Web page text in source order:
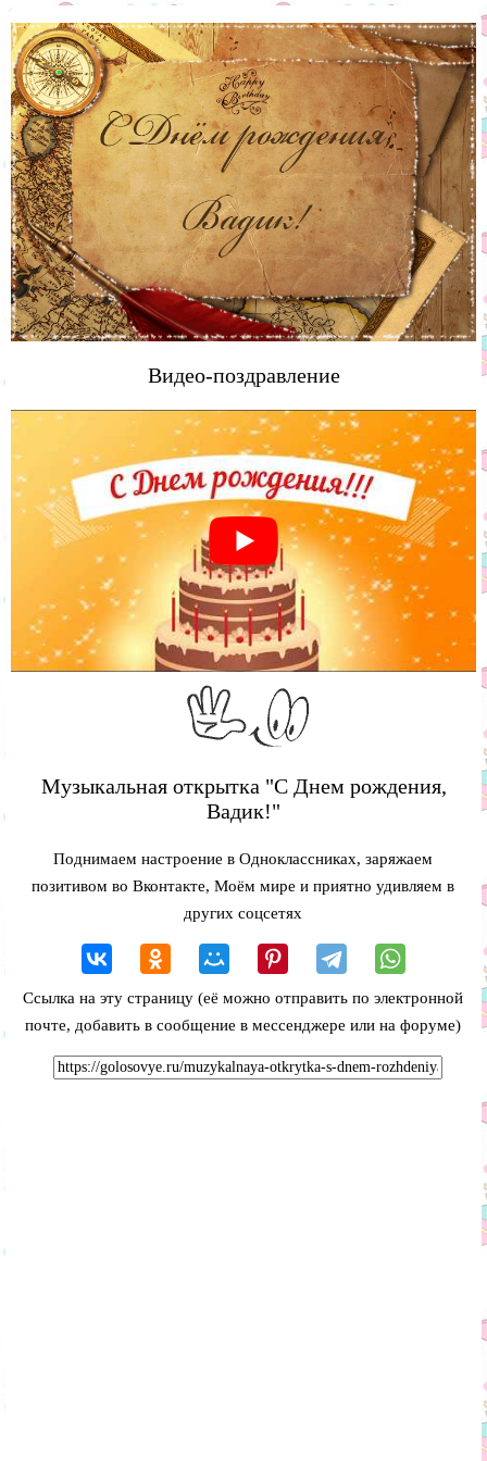
Видео-поздравление
Музыкальная открытка "С Днем рождения,
Вадик!"
Поднимаем настроение в Одноклассниках, заряжаем
позитивом во Вконтакте, Моём мире и приятно удивляем в
других соцсетях
Ссылка на эту страницу (её можно отправить по электронной
почте, добавить в сообщение в мессенджере или на форуме)